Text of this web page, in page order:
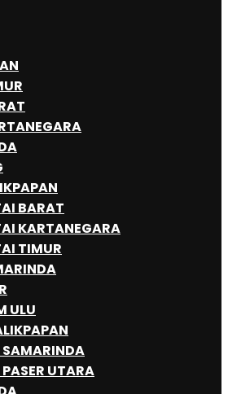
BARAT
KARTANEGARA
TIMUR
ULU
SAMARINDA
UTARA